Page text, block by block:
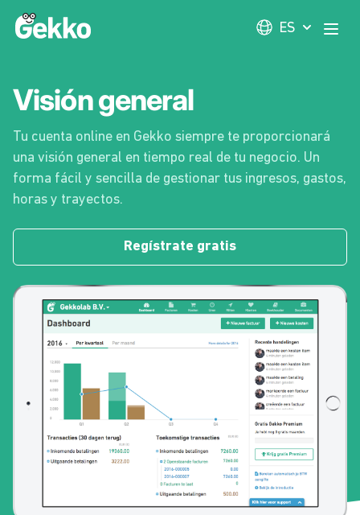
Gekko ES
Visión general
Tu cuenta online en Gekko siempre te proporcionará
una visión general en tiempo real de tu negocio. Un
forma fácil y sencilla de gestionar tus ingresos, gastos,
horas y trayectos.
Regístrate gratis